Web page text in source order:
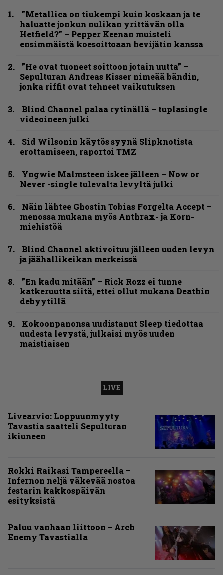
”Metallica on tiukempi kuin koskaan ja te
haluatte jonkun nulikan yrittävän olla
Hetfield?” – Pepper Keenan muisteli
ensimmäistä koesoittoaan hevijätin kanssa
”He ovat tuoneet soittoon jotain uutta” –
Sepulturan Andreas Kisser nimeää bändin,
jonka riffit ovat tehneet vaikutuksen
Blind Channel palaa rytinällä – tuplasingle
videoineen julki
Sid Wilsonin käytös syynä Slipknotista
erottamiseen, raportoi TMZ
Yngwie Malmsteen iskee jälleen – Now or
Never -single tulevalta levyltä julki
Näin lähtee Ghostin Tobias Forgelta Accept –
menossa mukana myös Anthrax- ja Korn-
miehistöä
Blind Channel aktivoituu jälleen uuden levyn
ja jäähallikeikan merkeissä
”En kadu mitään” – Rick Rozz ei tunne
katkeruutta siitä, ettei ollut mukana Deathin
debyytillä
Kokoonpanonsa uudistanut Sleep tiedottaa
uudesta levystä, julkaisi myös uuden
maistiaisen
LIVE
Livearvio: Loppuunmyyty
Tavastia saatteli Sepulturan
ikiuneen
Rokki Raikasi Tampereella –
Infernon neljä väkevää nostoa
festarin kakkospäivän
esityksistä
Paluu vanhaan liittoon – Arch
Enemy Tavastialla